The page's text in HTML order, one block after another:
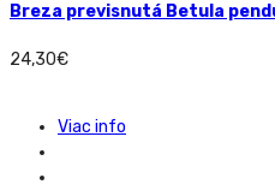
Breza previsnutá Betula
24,30€
Viac info